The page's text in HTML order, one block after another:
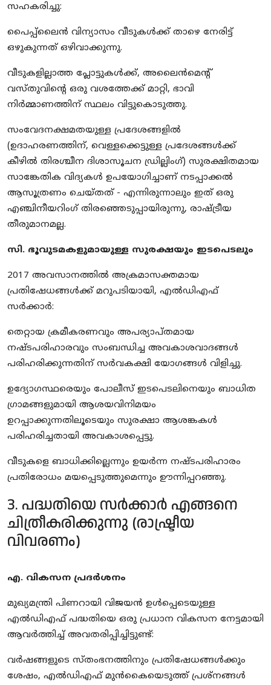
സഹകരിച്ചു:
പൈപ്പ്‌ലൈൻ വിന്യാസം വീടുകൾക്ക് താഴെ നേരിട്ട്
ഒഴുകുന്നത് ഒഴിവാക്കുന്നു.
വീടുകളില്ലാത്ത പ്ലോട്ടുകൾക്ക്, അലൈൻമെന്റ്
വസ്തുവിന്റെ ഒരു വശത്തേക്ക് മാറ്റി, ഭാവി
നിർമ്മാണത്തിന് സ്ഥലം വിട്ടുകൊടുത്തു.
സംവേദനക്ഷമതയുള്ള പ്രദേശങ്ങളിൽ
(ഉദാഹരണത്തിന്, വെള്ളക്കെട്ടുള്ള പ്രദേശങ്ങൾക്ക്
കീഴിൽ തിരശ്ചീന ദിശാസൂചന ഡ്രില്ലിംഗ്) സുരക്ഷിതമായ
സാങ്കേതിക വിദ്യകൾ ഉപയോഗിച്ചാണ് നടപ്പാക്കൽ
ആസൂത്രണം ചെയ്തത് - എന്നിരുന്നാലും ഇത് ഒരു
എഞ്ചിനീയറിംഗ് തിരഞ്ഞെടുപ്പായിരുന്നു, രാഷ്ട്രീയ
തീരുമാനമല്ല.
സി. ഭൂവുടമകളുമായുള്ള സുരക്ഷയും ഇടപെടലും
2017 അവസാനത്തിൽ അക്രമാസക്തമായ
പ്രതിഷേധങ്ങൾക്ക് മറുപടിയായി, എൽഡിഎഫ്
സർക്കാർ:
തെറ്റായ ക്രമീകരണവും അപര്യാപ്തമായ
നഷ്ടപരിഹാരവും സംബന്ധിച്ച അവകാശവാദങ്ങൾ
പരിഹരിക്കുന്നതിന് സർവകക്ഷി യോഗങ്ങൾ വിളിച്ചു.
ഉദ്യോഗസ്ഥരെയും പോലീസ് ഇടപെടലിനെയും ബാധിത
ഗ്രാമങ്ങളുമായി ആശയവിനിമയം
ഉറപ്പാക്കുന്നതിലൂടെയും സുരക്ഷാ ആശങ്കകൾ
പരിഹരിച്ചതായി അവകാശപ്പെട്ടു.
വീടുകളെ ബാധിക്കില്ലെന്നും ഉയർന്ന നഷ്ടപരിഹാരം
പ്രതിരോധം മയപ്പെടുത്തുമെന്നും ഊന്നിപ്പറഞ്ഞു.
3. പദ്ധതിയെ സർക്കാർ എങ്ങനെ
ചിത്രീകരിക്കുന്നു (രാഷ്ട്രീയ
വിവരണം)
എ. വികസന പ്രദർശനം
മുഖ്യമന്ത്രി പിണറായി വിജയൻ ഉൾപ്പെടെയുള്ള
എൽഡിഎഫ് പദ്ധതിയെ ഒരു പ്രധാന വികസന നേട്ടമായി
ആവർത്തിച്ച് അവതരിപ്പിച്ചിട്ടുണ്ട്:
വർഷങ്ങളുടെ സ്തംഭനത്തിനും പ്രതിഷേധങ്ങൾക്കും
ശേഷം, എൽഡിഎഫ് മുൻകൈയെടുത്ത് പ്രശ്നങ്ങൾ